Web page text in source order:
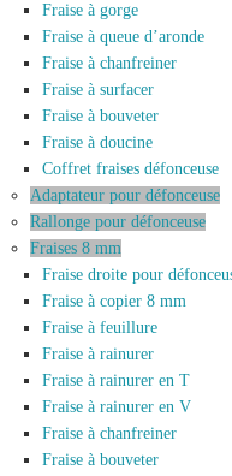
Fraise à gorge
Fraise à queue d’aronde
Fraise à chanfreiner
Fraise à surfacer
Fraise à bouveter
Fraise à doucine
Coffret fraises défonceuse
Adaptateur pour défonceuse
Rallonge pour défonceuse
Fraises 8 mm
Fraise droite pour
Fraise à copier 8 mm
Fraise à feuillure
Fraise à rainurer
Fraise à rainurer en T
Fraise à rainurer en V
Fraise à chanfreiner
Fraise à bouveter